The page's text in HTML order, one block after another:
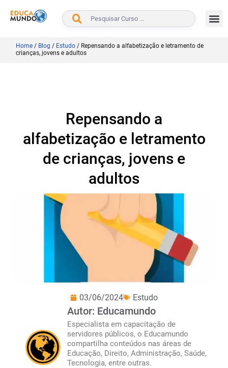
BUSCAR
Home / Blog / Estudo / Repensando a alfabetização e letramento de
crianças, jovens e adultos
Repensando a
alfabetização e letramento
de crianças, jovens e
adultos
03/06/2024 Estudo
Autor: Educamundo
Especialista em capacitação de
servidores públicos, o Educamundo
compartilha conteúdos nas áreas de
Educação, Direito, Administração, Saúde,
Tecnologia, entre outras.